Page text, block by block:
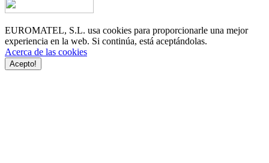
EUROMATEL, S.L. usa cookies para proporcionarle una mejor
experiencia en la web. Si continúa, está aceptándolas.
Acerca de las cookies
Acepto!